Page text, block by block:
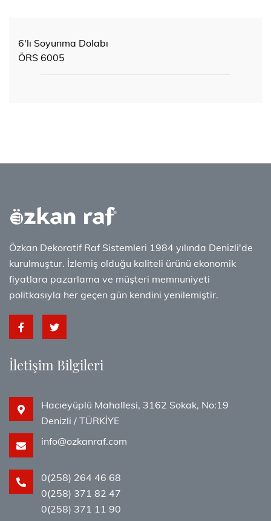
6'lı Soyunma Dolabı
ÖRS 6005
Özkan Dekoratif Raf Sistemleri 1984 yılında Denizli'de
kurulmuştur. İzlemiş olduğu kaliteli ürünü ekonomik
fiyatlara pazarlama ve müşteri memnuniyeti
politkasıyla her geçen gün kendini yenilemiştir.
İletişim Bilgileri
Hacıeyüplü Mahallesi, 3162 Sokak, No:19
Denizli / TÜRKİYE
info@ozkanraf.com
0(258) 264 46 68
0(258) 371 82 47
0(258) 371 11 90